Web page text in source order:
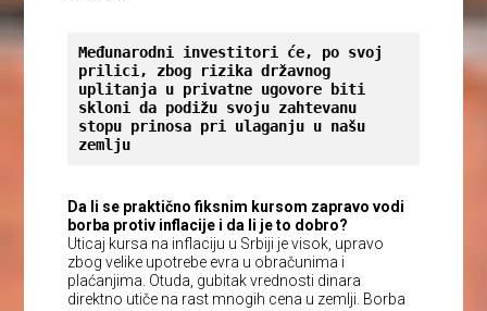
Međunarodni investitori će, po svoj
prilici, zbog rizika državnog
uplitanja u privatne ugovore biti
skloni da podižu svoju zahtevanu
stopu prinosa pri ulaganju u našu
zemlju
Da li se praktično fiksnim kursom zapravo vodi
borba protiv inflacije i da li je to dobro?
Uticaj kursa na inflaciju u Srbiji je visok, upravo
zbog velike upotrebe evra u obračunima i
plaćanjima. Otuda, gubitak vrednosti dinara
direktno utiče na rast mnogih cena u zemlji. Borba